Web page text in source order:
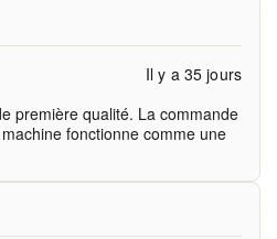
Il y a 35 jours
première qualité. La commande
fonctionne comme une